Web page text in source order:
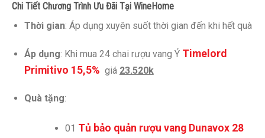
Chi Tiết Chương Trình Ưu Đãi Tại WineHome
Thời gian: Áp dụng xuyên suốt thời gian đến khi hết quà
Áp dụng: Khi mua 24 chai rượu vang Ý Timelord
Primitivo 15,5% giá 23.520k
Quà tặng:
01 Tủ bảo quản rượu vang Dunavox 28